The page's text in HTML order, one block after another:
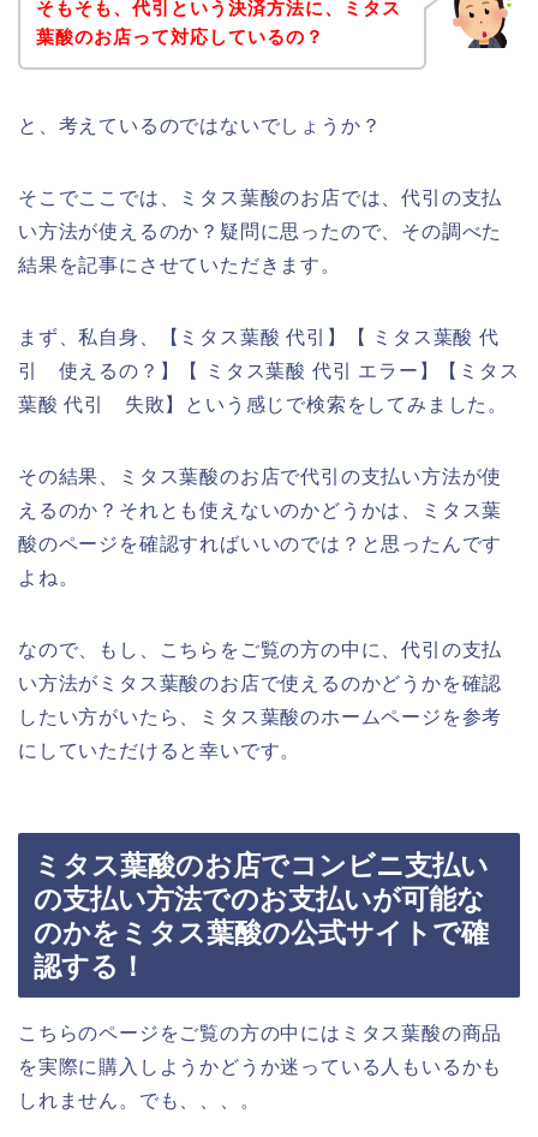
そもそも、代引という決済方法に、ミタス
葉酸のお店って対応しているの？
と、考えているのではないでしょうか？
そこでここでは、ミタス葉酸のお店では、代引の支払
い方法が使えるのか？疑問に思ったので、その調べた
結果を記事にさせていただきます。
まず、私自身、【ミタス葉酸 代引】【 ミタス葉酸 代
引 使えるの？】【 ミタス葉酸 代引 エラー】【ミタス
葉酸 代引 失敗】という感じで検索をしてみました。
その結果、ミタス葉酸のお店で代引の支払い方法が使
えるのか？それとも使えないのかどうかは、ミタス葉
酸のページを確認すればいいのでは？と思ったんです
よね。
なので、もし、こちらをご覧の方の中に、代引の支払
い方法がミタス葉酸のお店で使えるのかどうかを確認
したい方がいたら、ミタス葉酸のホームページを参考
にしていただけると幸いです。
ミタス葉酸のお店でコンビニ支払い
の支払い方法でのお支払いが可能な
のかをミタス葉酸の公式サイトで確
認する！
こちらのページをご覧の方の中にはミタス葉酸の商品
を実際に購入しようかどうか迷っている人もいるかも
しれません。でも、、、。